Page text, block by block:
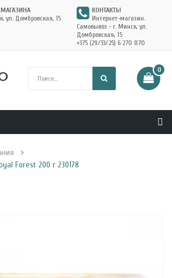
ул. Домбровская, 15
КОНТАКТЫ
Интернет-магазин.
Самовывоз - г. Минск, ул.
Домбровская, 15
+375 (29/33/25) 6 270 870
0
Forest 200 г 230178